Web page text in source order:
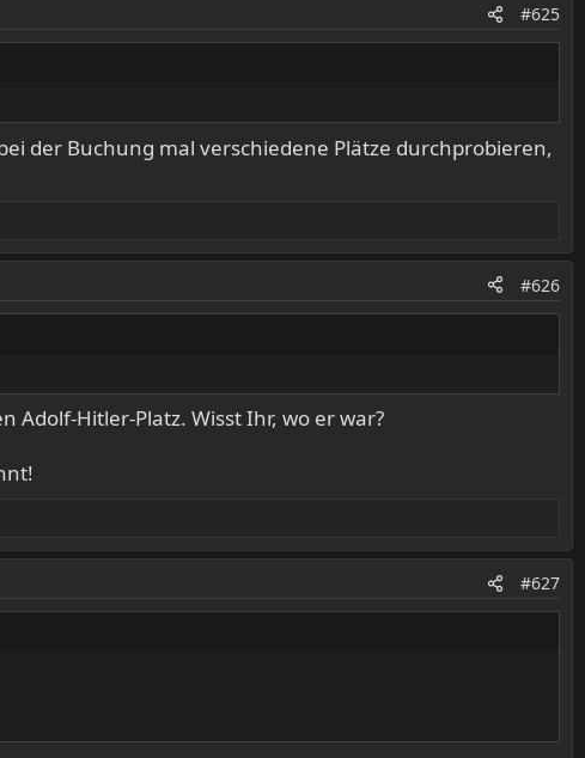
#625
der Buchung mal verschiedene Plätze durchprobieren,
#626
Adolf-Hitler-Platz. Wisst Ihr, wo er war?
#627